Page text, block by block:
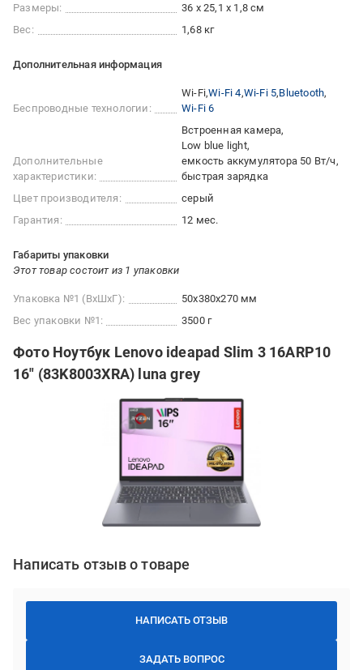
Размеры:
36 x 25,1 x 1,8 см
Вес:
1,68 кг
Дополнительная информация
Беспроводные технологии:
Wi-Fi Wi-Fi 4 Wi-Fi 5 Bluetooth
Wi-Fi 6
Дополнительные
характеристики:
Встроенная камера
Low blue light
емкость аккумулятора 50 Вт/ч
быстрая зарядка
Цвет производителя:
серый
Гарантия:
12 мес.
Габариты упаковки
Этот товар состоит из 1 упаковки
Упаковка №1 (ВхШхГ):
50x380x270 мм
Вес упаковки №1:
3500 г
Фото Ноутбук Lenovo ideapad Slim 3 16ARP10
16" (83K8003XRA) luna grey
Написать отзыв о товаре
НАПИСАТЬ ОТЗЫВ
ЗАДАТЬ ВОПРОС